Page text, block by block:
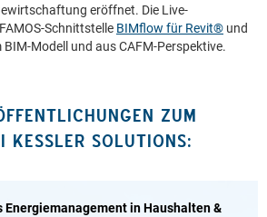
eröffnet. Die Live-
Schnittstelle BIMflow für Revit® und
Modell und aus CAFM-Perspektive.
ZUM
KESSLER SOLUTIONS:
Energiemanagement in Haushalten &